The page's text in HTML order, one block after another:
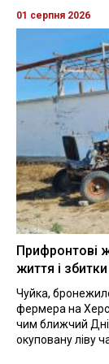
01 серпня 2026
Прифронтові
життя і
Чуйка,
фермера на
чим ближчий
окуповану ліву